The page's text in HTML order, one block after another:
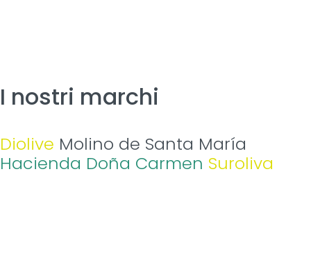
I nostri marchi
Diolive Molino de Santa María
Hacienda Doña Carmen Suroliva